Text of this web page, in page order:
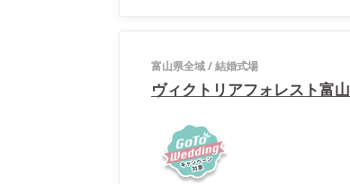
富山県全域/結婚式場
ヴィクトリアフォレスト富山